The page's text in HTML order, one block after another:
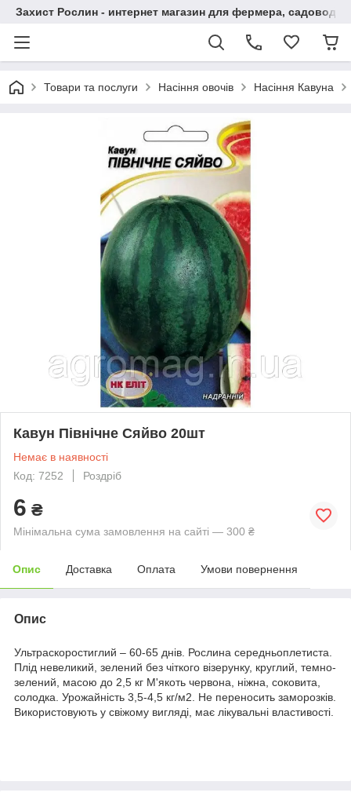
Захист Рослин - интернет магазин для фермера,
Товари та послуги Насіння овочів Насіння Кавуна
Кавун Північне Сяйво 20шт
Немає в наявності
Код: 7252
Роздріб
6 ₴
Мінімальна сума замовлення на сайті — 300 ₴
Опис Доставка Оплата Умови повернення
Опис
Ультраскоростиглий – 60-65 днів. Рослина середньоплетиста.
Плід невеликий, зелений без чіткого візерунку, круглий, темно-
зелений, масою до 2,5 кг М'якоть червона, ніжна, соковита,
солодка. Урожайність 3,5-4,5 кг/м2. Не переносить заморозків.
Використовують у свіжому вигляді, має лікувальні властивості.